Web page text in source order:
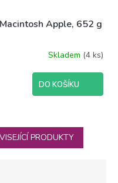
Apple, 652 g
Skladem (4 ks)
DO KOŠÍKU
PRODUKTY